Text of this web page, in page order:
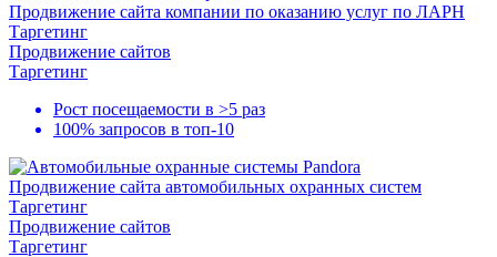
Продвижение сайта компании по оказанию услуг по ЛАРН
Таргетинг
Продвижение сайтов
Таргетинг
Рост посещаемости в >5 раз
100% запросов в топ-10
Продвижение сайта автомобильных охранных систем
Таргетинг
Продвижение сайтов
Таргетинг